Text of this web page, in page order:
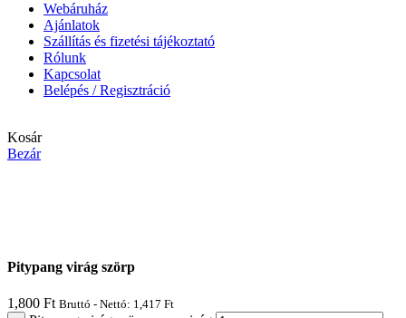
Webáruház
Ajánlatok
Szállítás és fizetési tájékoztató
Rólunk
Kapcsolat
Belépés / Regisztráció
Kosár
Bezár
Pitypang virág szörp
1,800 Ft Bruttó - Nettó: 1,417 Ft